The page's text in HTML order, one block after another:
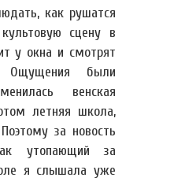
как рушатся
сцену в
у окна и смотрят
Ощущения были
венская
летняя школа,
за новость
утопающий за
я слышала уже